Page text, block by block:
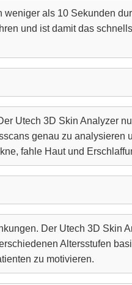
als 10 Sekunden
und ist damit das
Utech 3D Skin Analyzer
genau zu analysieren
fahle Haut und
Der Utech 3D Skin
Altersstufen
zu motivieren.